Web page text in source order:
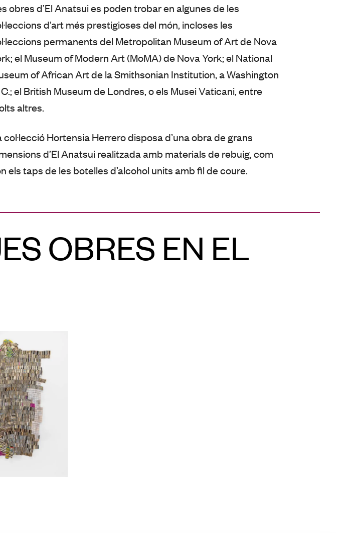
obres d’El Anatsui es poden trobar en algunes de les
d’art més prestigioses del món, incloses les
permanents del Metropolitan Museum of Art de Nova
el Museum of Modern Art (MoMA) de Nova York; el National
of African Art de la Smithsonian Institution, a Washington
C.; el British Museum de Londres, o els Musei Vaticani, entre
altres.
col·lecció Hortensia Herrero disposa d’una obra de grans
d’El Anatsui realitzada amb materials de rebuig, com
els taps de les botelles d’alcohol units amb fil de coure.
OBRES EN EL